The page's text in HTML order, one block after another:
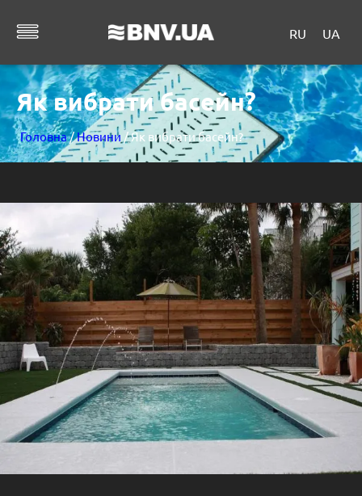
RU UA
Як вибрати басейн?
Головна/Новини / Як вибрати басейн?